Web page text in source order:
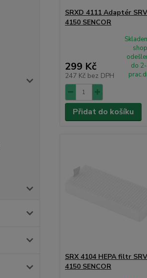
SRXD 4111 Adaptér SRV
4150 SENCOR
299 Kč
247 Kč bez DPH
do
Přidat do košíku
SRX 4104 HEPA filtr SRV
4150 SENCOR